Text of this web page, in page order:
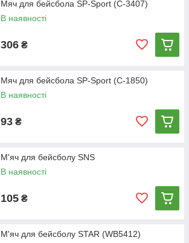
Мяч для бейсбола SP-Sport (C-3407)
В наявності
306 ₴
Мяч для бейсбола SP-Sport (C-1850)
В наявності
93 ₴
М'яч для бейсболу SNS
В наявності
105 ₴
М'яч для бейсболу STAR (WB5412)